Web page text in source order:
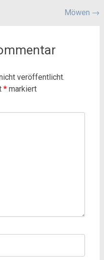
Möwen →
veröffentlicht.
*markiert